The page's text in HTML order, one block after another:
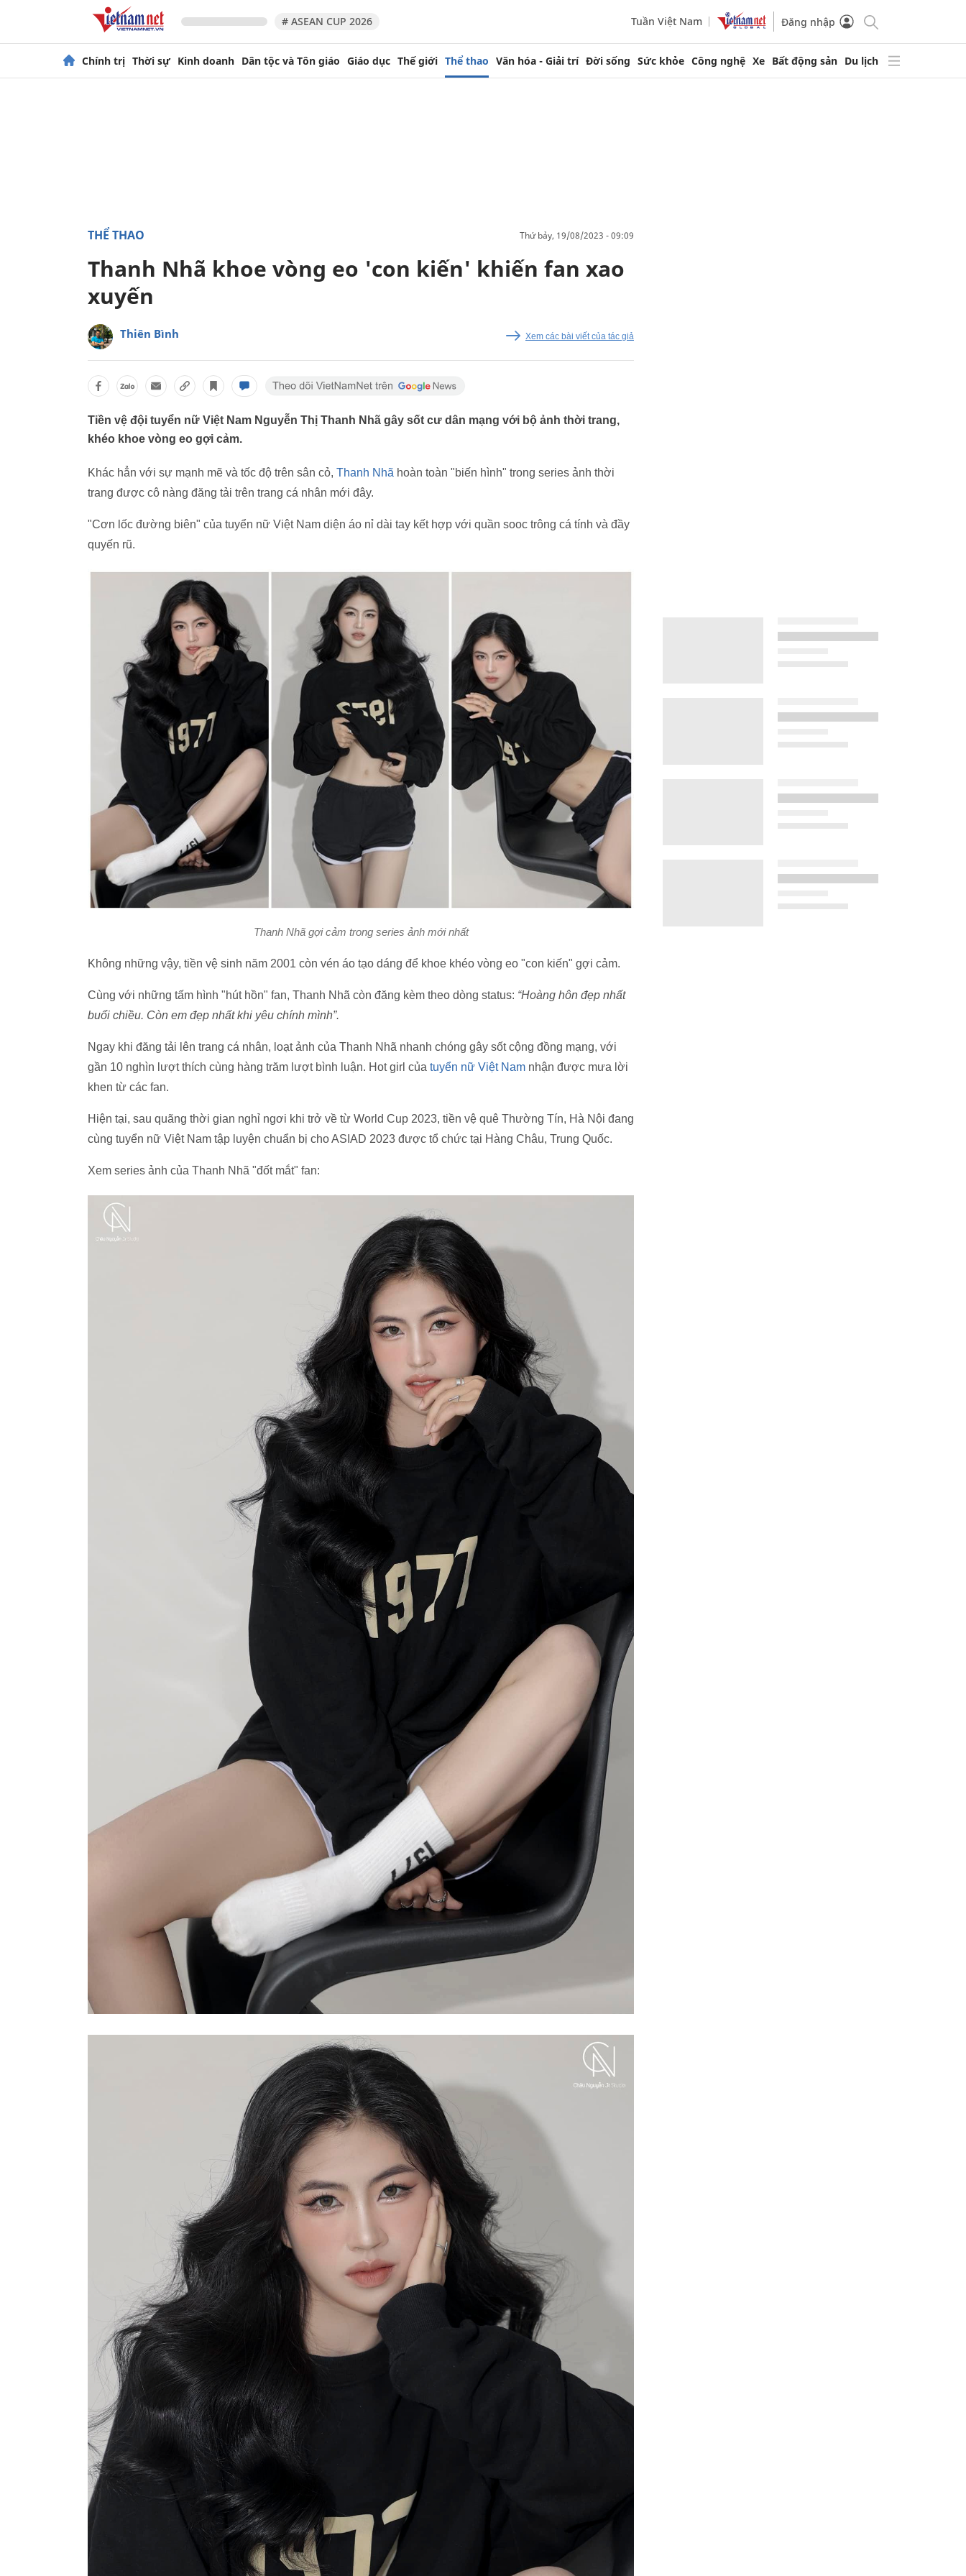
# ASEAN CUP 2026 Tuần Việt Nam Đăng nhập
Chính trị Thời sự Kinh doanh Dân tộc và Tôn giáo Giáo dục Thế giới Thể thao Văn hóa - Giải trí Đời sống Sức khỏe Công nghệ Xe Bất động sản Du lịch
THỂ THAO thứ bảy, 19/08/2023 - 09:09
Thanh Nhã khoe vòng eo 'con kiến' khiến fan xao
xuyến
Thiên Bình Xem các bài viết của tác giả
Tiền vệ đội tuyển nữ Việt Nam Nguyễn Thị Thanh Nhã gây sốt cư dân mạng với bộ ảnh thời trang,
khéo khoe vòng eo gợi cảm.
Khác hẳn với sự mạnh mẽ và tốc độ trên sân cỏ, Thanh Nhã hoàn toàn "biến hình" trong series ảnh thời
trang được cô nàng đăng tải trên trang cá nhân mới đây.
"Cơn lốc đường biên" của tuyển nữ Việt Nam diện áo nỉ dài tay kết hợp với quần sooc trông cá tính và đầy
quyến rũ.
Thanh Nhã gợi cảm trong series ảnh mới nhất
Không những vậy, tiền vệ sinh năm 2001 còn vén áo tạo dáng để khoe khéo vòng eo "con kiến" gợi cảm.
Cùng với những tấm hình "hút hồn" fan, Thanh Nhã còn đăng kèm theo dòng status: “Hoàng hôn đẹp nhất
buổi chiều. Còn em đẹp nhất khi yêu chính mình”.
Ngay khi đăng tải lên trang cá nhân, loạt ảnh của Thanh Nhã nhanh chóng gây sốt cộng đồng mạng, với
gần 10 nghìn lượt thích cùng hàng trăm lượt bình luận. Hot girl của tuyển nữ Việt Nam nhận được mưa lời
khen từ các fan.
Hiện tại, sau quãng thời gian nghỉ ngơi khi trở về từ World Cup 2023, tiền vệ quê Thường Tín, Hà Nội đang
cùng tuyển nữ Việt Nam tập luyện chuẩn bị cho ASIAD 2023 được tổ chức tại Hàng Châu, Trung Quốc.
Xem series ảnh của Thanh Nhã "đốt mắt" fan: